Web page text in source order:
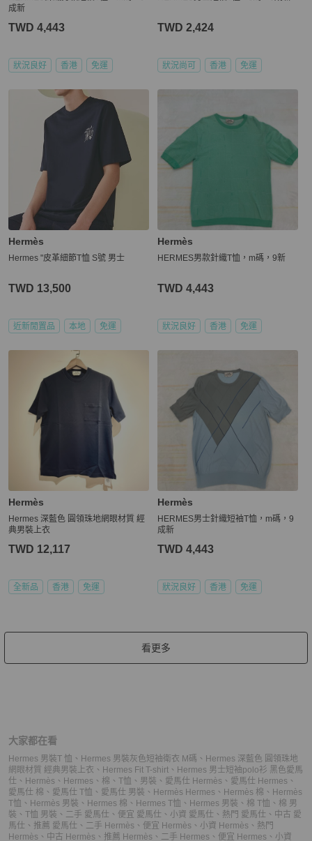
成新
TWD 4,443
狀況良好 香港 免運
TWD 2,424
狀況尚可 香港 免運
Hermès
Hermes "皮革細節T恤 S號 男士
TWD 13,500
近新閒置品 本地 免運
Hermès
HERMES男款針織T恤，m碼，9新
TWD 4,443
狀況良好 香港 免運
Hermès
Hermes 深藍色 圓領珠地網眼材質 經
典男裝上衣
TWD 12,117
全新品 香港 免運
Hermès
HERMES男士針織短袖T恤，m碼，9
成新
TWD 4,443
狀況良好 香港 免運
看更多
大家都在看
Hermes 男裝T 恤 、 Hermes 男裝灰色短袖衛衣 M碼 、 Hermes 深藍色 圓領珠地
網眼材質 經典男裝上衣 、 Hermes Fit T-shirt 、 Hermes 男士短袖polo衫 黑色 愛馬
仕 、 Hermès 、 Hermes 、 棉 、 T恤 、 男裝 、 愛馬仕 Hermès 、 愛馬仕 Hermes 、
愛馬仕 棉 、 愛馬仕 T恤 、 愛馬仕 男裝 、 Hermès Hermes 、 Hermès 棉 、 Hermès
T恤 、 Hermès 男裝 、 Hermes 棉 、 Hermes T恤 、 Hermes 男裝 、 棉 T恤 、 棉 男
裝 、 T恤 男裝 、 二手 愛馬仕 、 便宜 愛馬仕 、 小資 愛馬仕 、 熱門 愛馬仕 、 中古 愛
馬仕 、 推薦 愛馬仕 、 二手 Hermès 、 便宜 Hermès 、 小資 Hermès 、 熱門
Hermès 、 中古 Hermès 、 推薦 Hermès 、 二手 Hermes 、 便宜 Hermes 、 小資